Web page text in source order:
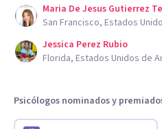
Maria De Jesus Gutierrez
San Francisco, Estados
Jessica Perez Rubio
Florida, Estados Unidos de
Psicólogos nominados y